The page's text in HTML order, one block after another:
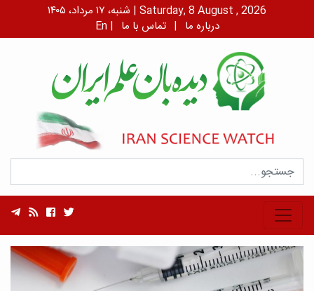
شنبه، ۱۷ مرداد، ۱۴۰۵ | Saturday, 8 August , 2026
En | درباره ما | تماس با ما